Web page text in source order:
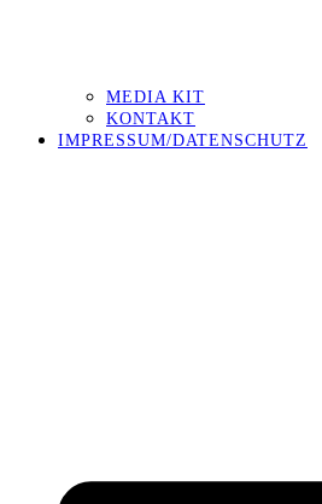
MEDIA KIT
KONTAKT
IMPRESSUM/DATENSCHUTZ